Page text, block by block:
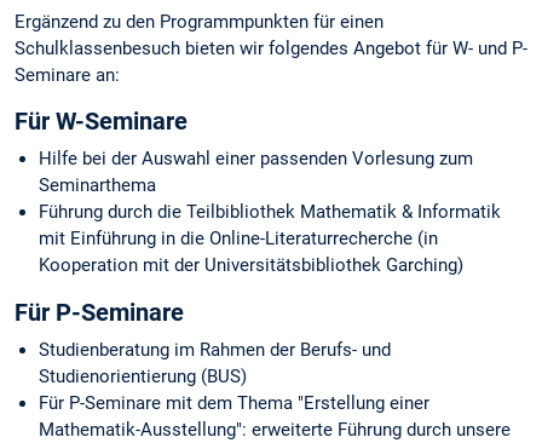
Ergänzend zu den Programmpunkten für einen
Schulklassenbesuch bieten wir folgendes Angebot für W- und P-
Seminare an:
Für W-Seminare
Hilfe bei der Auswahl einer passenden Vorlesung zum
Seminarthema
Führung durch die Teilbibliothek Mathematik & Informatik
mit Einführung in die Online-Literaturrecherche (in
Kooperation mit der Universitätsbibliothek Garching)
Für P-Seminare
Studienberatung im Rahmen der Berufs- und
Studienorientierung (BUS)
Für P-Seminare mit dem Thema "Erstellung einer
Mathematik-Ausstellung": erweiterte Führung durch unsere